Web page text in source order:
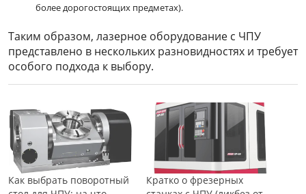
более дорогостоящих предметах).
Таким образом, лазерное оборудование с ЧПУ
представлено в нескольких разновидностях и требует
особого подхода к выбору.
Как выбрать поворотный
Кратко о фрезерных